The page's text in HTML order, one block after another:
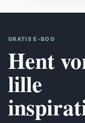
GRATIS E-BOG
Hent
lille